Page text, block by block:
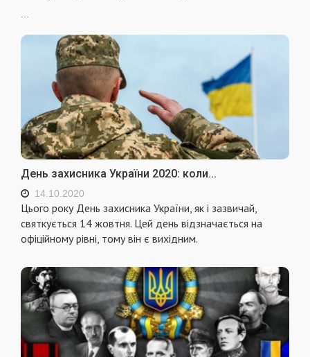
День захисника України 2020: коли...
14.10.2020
Цього року День захисника України, як і зазвичай,
святкується 14 жовтня. Цей день відзначається на
офіційному рівні, тому він є вихідним.